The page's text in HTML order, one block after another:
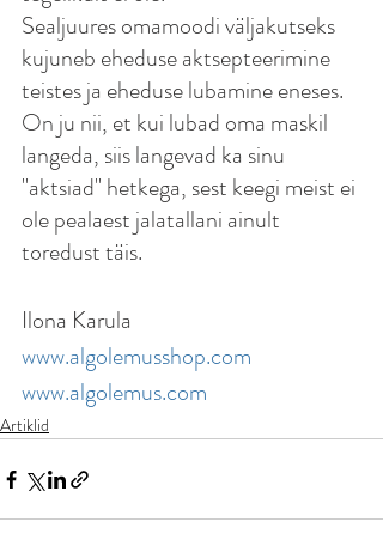
Sealjuures omamoodi väljakutseks
kujuneb eheduse aktsepteerimine
teistes ja eheduse lubamine eneses.
On ju nii, et kui lubad oma maskil
langeda, siis langevad ka sinu
"aktsiad" hetkega, sest keegi meist ei
ole pealaest jalatallani ainult
toredust täis.
Ilona Karula
www.algolemusshop.com
www.algolemus.com
Artiklid